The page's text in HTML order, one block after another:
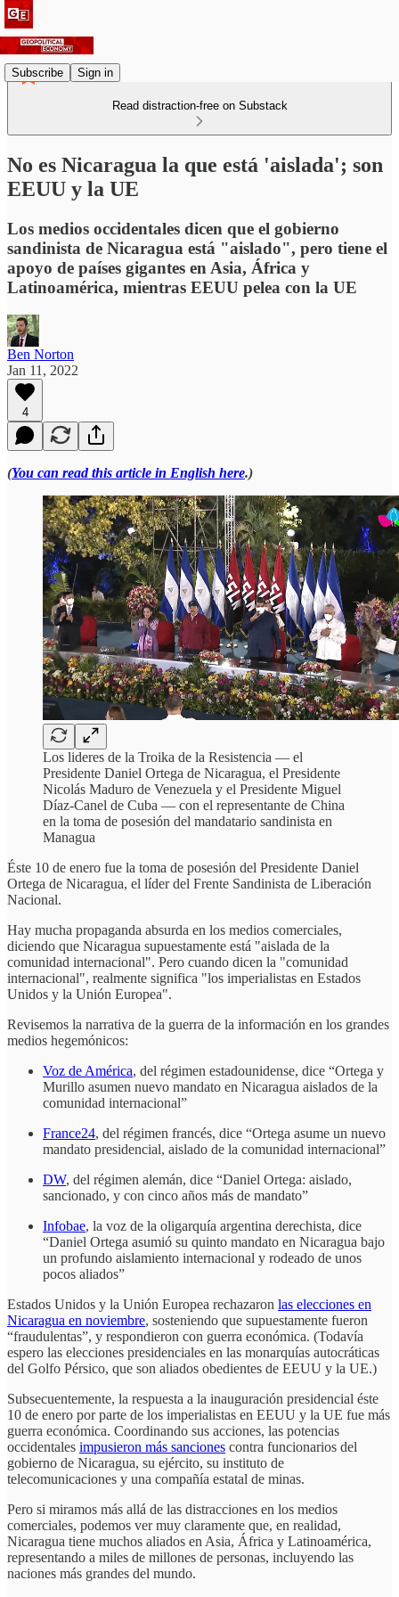
Subscribe Sign in
Read distraction-free on Substack
No es Nicaragua la que está 'aislada'; son
EEUU y la UE
Los medios occidentales dicen que el gobierno
sandinista de Nicaragua está "aislado", pero tiene el
apoyo de países gigantes en Asia, África y
Latinoamérica, mientras EEUU pelea con la UE
Ben Norton
Jan 11, 2022
4
(You can read this article in English here.)
Los lideres de la Troika de la Resistencia — el
Presidente Daniel Ortega de Nicaragua, el Presidente
Nicolás Maduro de Venezuela y el Presidente Miguel
Díaz-Canel de Cuba — con el representante de China
en la toma de posesión del mandatario sandinista en
Managua
Éste 10 de enero fue la toma de posesión del Presidente Daniel
Ortega de Nicaragua, el líder del Frente Sandinista de Liberación
Nacional.
Hay mucha propaganda absurda en los medios comerciales,
diciendo que Nicaragua supuestamente está "aislada de la
comunidad internacional". Pero cuando dicen la "comunidad
internacional", realmente significa "los imperialistas en Estados
Unidos y la Unión Europea".
Revisemos la narrativa de la guerra de la información en los grandes
medios hegemónicos:
Voz de América, del régimen estadounidense, dice “Ortega y
Murillo asumen nuevo mandato en Nicaragua aislados de la
comunidad internacional”
France24, del régimen francés, dice “Ortega asume un nuevo
mandato presidencial, aislado de la comunidad internacional”
DW, del régimen alemán, dice “Daniel Ortega: aislado,
sancionado, y con cinco años más de mandato”
Infobae, la voz de la oligarquía argentina derechista, dice
“Daniel Ortega asumió su quinto mandato en Nicaragua bajo
un profundo aislamiento internacional y rodeado de unos
pocos aliados”
Estados Unidos y la Unión Europea rechazaron las elecciones en
Nicaragua en noviembre, sosteniendo que supuestamente fueron
“fraudulentas”, y respondieron con guerra económica. (Todavía
espero las elecciones presidenciales en las monarquías autocráticas
del Golfo Pérsico, que son aliados obedientes de EEUU y la UE.)
Subsecuentemente, la respuesta a la inauguración presidencial éste
10 de enero por parte de los imperialistas en EEUU y la UE fue más
guerra económica. Coordinando sus acciones, las potencias
occidentales impusieron más sanciones contra funcionarios del
gobierno de Nicaragua, su ejército, su instituto de
telecomunicaciones y una compañía estatal de minas.
Pero si miramos más allá de las distracciones en los medios
comerciales, podemos ver muy claramente que, en realidad,
Nicaragua tiene muchos aliados en Asia, África y Latinoamérica,
representando a miles de millones de personas, incluyendo las
naciones más grandes del mundo.